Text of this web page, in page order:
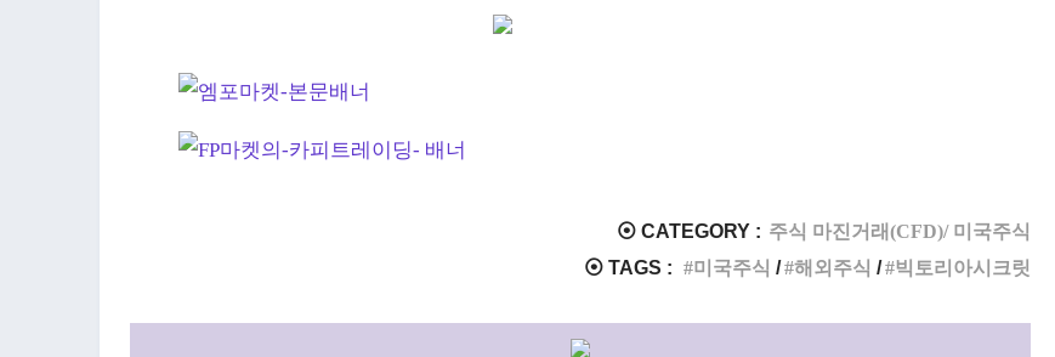
⦿ CATEGORY : 주식 마진거래(CFD)/ 미국주식
⦿ TAGS :
미국주식 해외주식 빅토리아시크릿